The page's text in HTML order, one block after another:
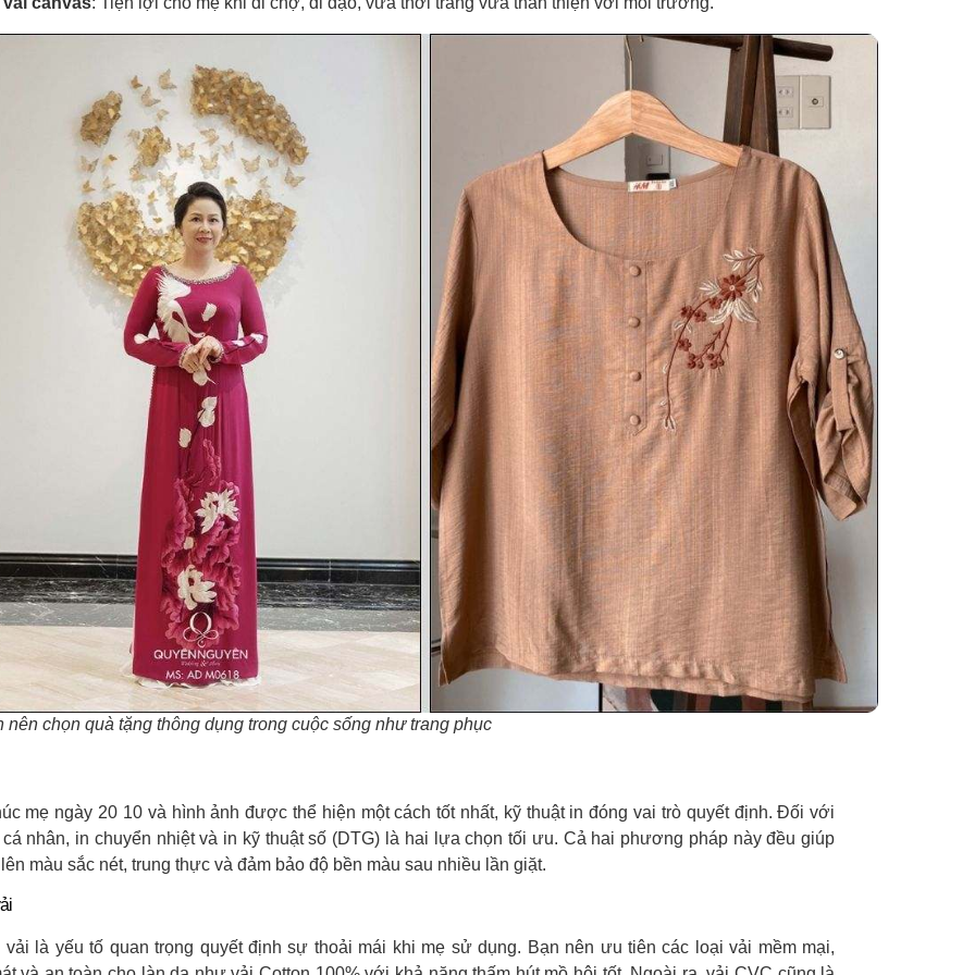
nên chọn quà tặng thông dụng trong cuộc sống như trang phục
mẹ ngày 20 10 và hình ảnh được thể hiện một cách tốt nhất, kỹ thuật in đóng vai trò quyết định. Đối với
nhân, in chuyển nhiệt và in kỹ thuật số (DTG) là hai lựa chọn tối ưu. Cả hai phương pháp này đều giúp
màu sắc nét, trung thực và đảm bảo độ bền màu sau nhiều lần giặt.
vải là yếu tố quan trọng quyết định sự thoải mái khi mẹ sử dụng. Bạn nên ưu tiên các loại vải mềm mại,